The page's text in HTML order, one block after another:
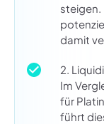
steigen.
damit
2.
Im
für
führt